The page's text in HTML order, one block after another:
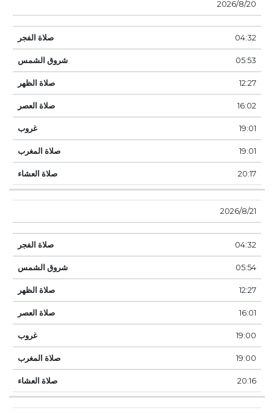
20‏‏/8‏‏/2026
04:32
05:53
12:27
16:02
19:01
19:01
20:17
21‏‏/8‏‏/2026
04:32
05:54
12:27
16:01
19:00
19:00
20:16